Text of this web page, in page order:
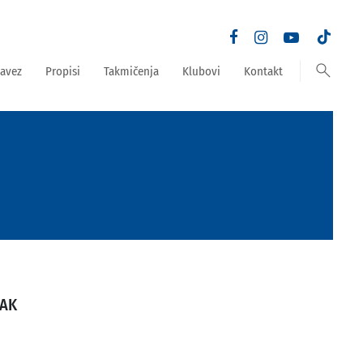
Propisi Takmičenja Klubovi Kontakt search